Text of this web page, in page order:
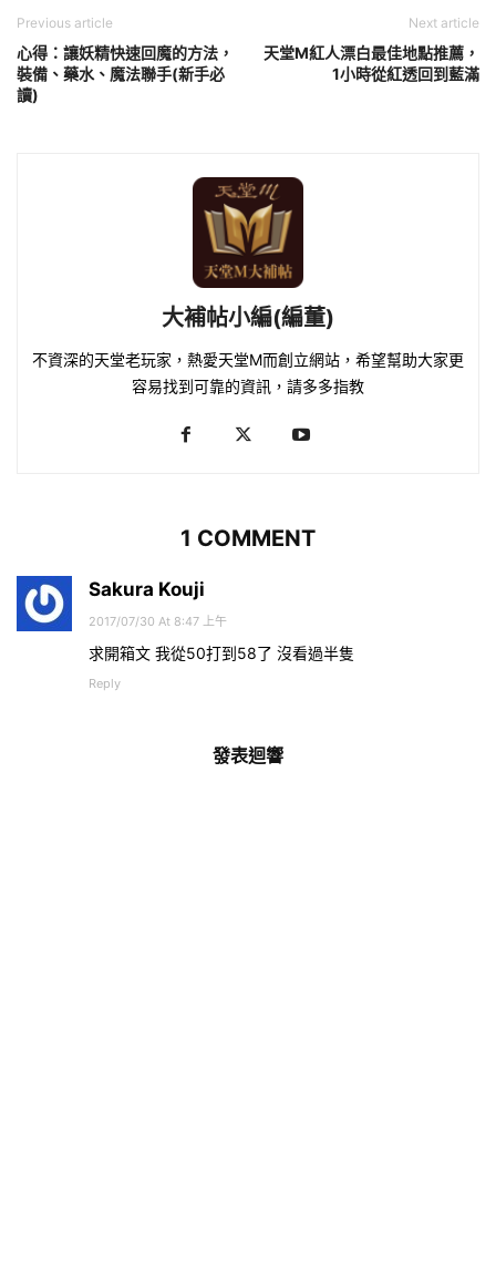
Previous article
心得：讓妖精快速回魔的方法，
裝備、藥水、魔法聯手(新手必
讀)
Next article
天堂M紅人漂白最佳地點推薦，
1小時從紅透回到藍滿
大補帖小編(編董)
不資深的天堂老玩家，熱愛天堂M而創立網站，希望幫助大家更
容易找到可靠的資訊，請多多指教
1 COMMENT
Sakura Kouji
2017/07/30 At 8:47 上午
求開箱文 我從50打到58了 沒看過半隻
Reply
發表迴響